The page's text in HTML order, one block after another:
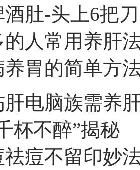
酒肚-头上6把刀
的人常用养肝
养胃的简单方
肝电脑族需养
杯不醉”揭秘
祛痘不留印妙